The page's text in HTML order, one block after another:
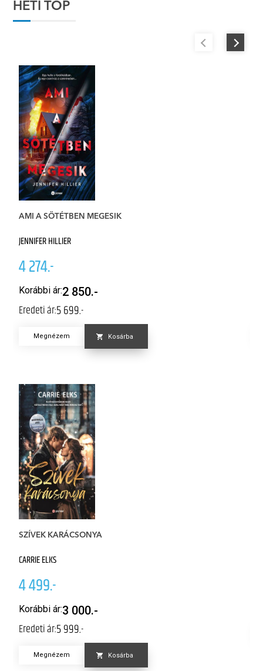
HETI TOP
AMI A SÖTÉTBEN MEGESIK
JENNIFER HILLIER
4 274.-
Korábbi ár:2 850.-
Eredeti ár:5 699.-
Megnézem Kosárba
SZÍVEK KARÁCSONYA
CARRIE ELKS
4 499.-
Korábbi ár:3 000.-
Eredeti ár:5 999.-
Megnézem Kosárba